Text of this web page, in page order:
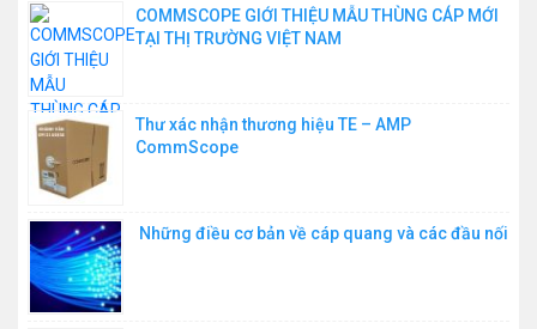
COMMSCOPE GIỚI THIỆU MẪU THÙNG CÁP MỚI
TẠI THỊ TRƯỜNG VIỆT NAM
Thư xác nhận thương hiệu TE – AMP
CommScope
Những điều cơ bản về cáp quang và các đầu nối